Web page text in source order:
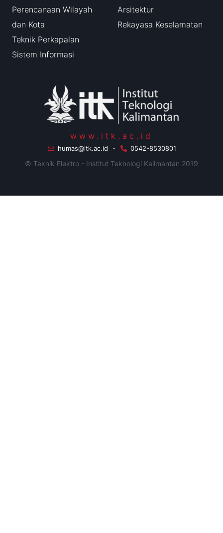
Perencanaan Wilayah
dan Kota
Teknik Perkapalan
Sistem Informasi
Arsitektur
Rekayasa Keselamatan
www.itk.ac.id
humas@itk.ac.id - 0542-8530801
© Teknik Elektro - Institut Teknologi Kalimantan 2019